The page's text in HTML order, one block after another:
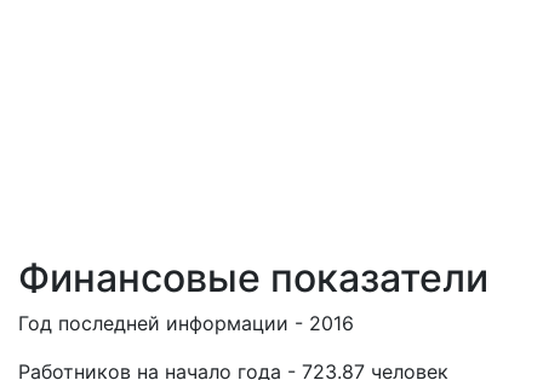
Финансовые показатели
Год последней информации - 2016
Работников на начало года - 723.87 человек